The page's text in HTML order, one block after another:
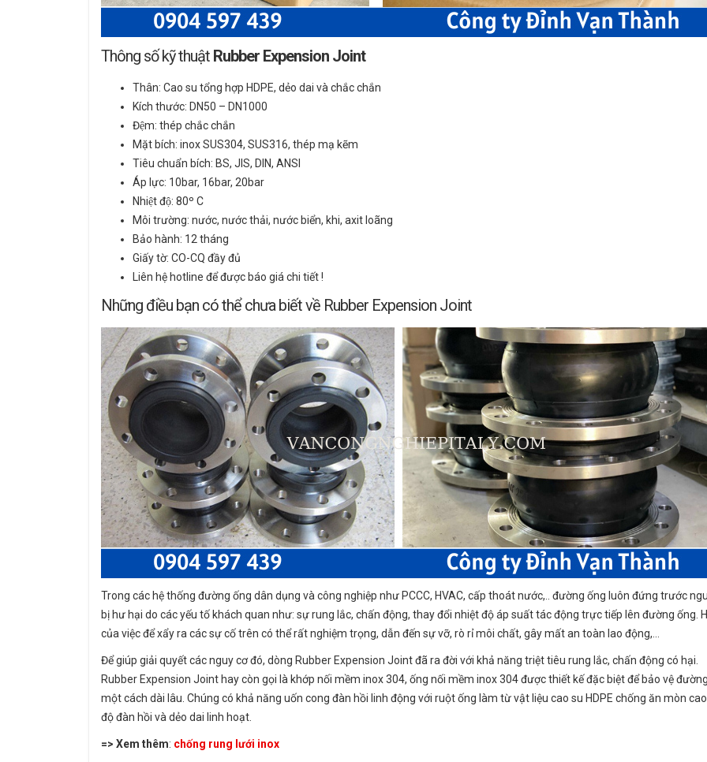
Thông số kỹ thuật Rubber Expension Joint
Thân: Cao su tổng hợp HDPE, dẻo dai và chắc chắn
Kích thước: DN50 – DN1000
Đệm: thép chắc chắn
Mặt bích: inox SUS304, SUS316, thép mạ kẽm
Tiêu chuẩn bích: BS, JIS, DIN, ANSI
Áp lực: 10bar, 16bar, 20bar
Nhiệt độ: 80º C
Môi trường: nước, nước thải, nước biển, khi, axit loãng
Bảo hành: 12 tháng
Giấy tờ: CO-CQ đầy đủ
Liên hệ hotline để được báo giá chi tiết !
Những điều bạn có thể chưa biết về Rubber Expension Joint
Trong các hệ thống đường ống dân dụng và công nghiệp như PCCC, HVAC, cấp thoát nước,.. đường ống luôn đứng trước
bị hư hại do các yếu tố khách quan như: sự rung lắc, chấn động, thay đổi nhiệt độ áp suất tác động trực tiếp lên đường ống.
của việc để xẩy ra các sự cố trên có thể rất nghiệm trọng, dẫn đến sự vỡ, rò rỉ môi chất, gây mất an toàn lao động,…
Để giúp giải quyết các nguy cơ đó, dòng Rubber Expension Joint đã ra đời với khả năng triệt tiêu rung lắc, chấn động có hại.
Rubber Expension Joint hay còn gọi là khớp nối mềm inox 304, ống nối mềm inox 304 được thiết kế đặc biệt để bảo vệ
một cách dài lâu. Chúng có khả năng uốn cong đàn hồi linh động với ruột ống làm từ vật liệu cao su HDPE chống ăn mòn
độ đàn hồi và dẻo dai linh hoạt.
=> Xem thêm: chống rung lưới inox